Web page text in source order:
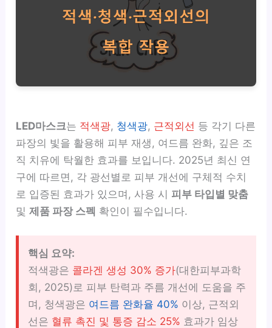
LED마스크는 적색광, 청색광, 근적외선 등 각기 다른
파장의 빛을 활용해 피부 재생, 여드름 완화, 깊은 조
직 치유에 탁월한 효과를 보입니다. 2025년 최신 연
구에 따르면, 각 광선별로 피부 개선에 구체적 수치
로 입증된 효과가 있으며, 사용 시 피부 타입별 맞춤
및제품 파장 스펙 확인이 필수입니다.
핵심 요약:
적색광은 콜라겐 생성 30% 증가(대한피부과학
회, 2025)로 피부 탄력과 주름 개선에 도움을 주
며, 청색광은 여드름 완화율 40% 이상, 근적외
선은 혈류 촉진 및 통증 감소 25% 효과가 임상